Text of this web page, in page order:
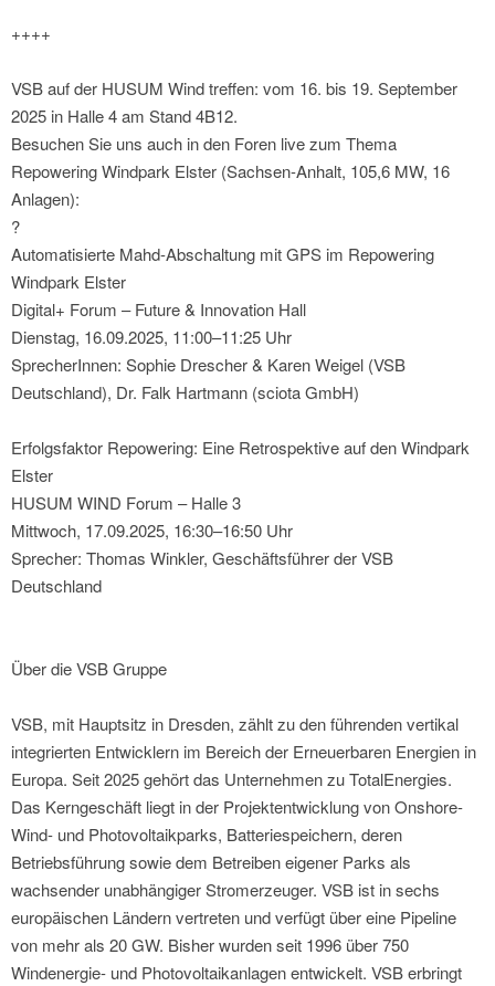
++++
VSB auf der HUSUM Wind treffen: vom 16. bis 19. September
2025 in Halle 4 am Stand 4B12.
Besuchen Sie uns auch in den Foren live zum Thema
Repowering Windpark Elster (Sachsen-Anhalt, 105,6 MW, 16
Anlagen):
?
Automatisierte Mahd-Abschaltung mit GPS im Repowering
Windpark Elster
Digital+ Forum – Future & Innovation Hall
Dienstag, 16.09.2025, 11:00–11:25 Uhr
SprecherInnen: Sophie Drescher & Karen Weigel (VSB
Deutschland), Dr. Falk Hartmann (sciota GmbH)
Erfolgsfaktor Repowering: Eine Retrospektive auf den Windpark
Elster
HUSUM WIND Forum – Halle 3
Mittwoch, 17.09.2025, 16:30–16:50 Uhr
Sprecher: Thomas Winkler, Geschäftsführer der VSB
Deutschland
Über die VSB Gruppe
VSB, mit Hauptsitz in Dresden, zählt zu den führenden vertikal
integrierten Entwicklern im Bereich der Erneuerbaren Energien in
Europa. Seit 2025 gehört das Unternehmen zu TotalEnergies.
Das Kerngeschäft liegt in der Projektentwicklung von Onshore-
Wind- und Photovoltaikparks, Batteriespeichern, deren
Betriebsführung sowie dem Betreiben eigener Parks als
wachsender unabhängiger Stromerzeuger. VSB ist in sechs
europäischen Ländern vertreten und verfügt über eine Pipeline
von mehr als 20 GW. Bisher wurden seit 1996 über 750
Windenergie- und Photovoltaikanlagen entwickelt. VSB erbringt